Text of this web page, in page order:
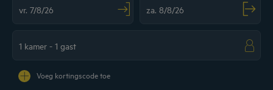
Voeg kortingscode toe